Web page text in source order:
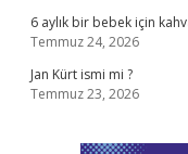
6 aylık bir bebek için
Temmuz 24, 2026
Jan Kürt ismi mi ?
Temmuz 23, 2026